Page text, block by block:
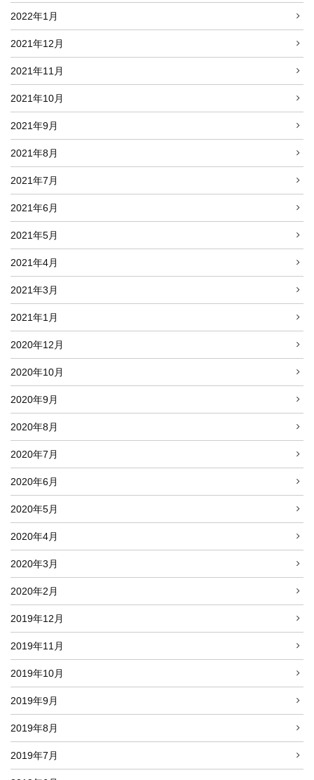
2022年1月
2021年12月
2021年11月
2021年10月
2021年9月
2021年8月
2021年7月
2021年6月
2021年5月
2021年4月
2021年3月
2021年1月
2020年12月
2020年10月
2020年9月
2020年8月
2020年7月
2020年6月
2020年5月
2020年4月
2020年3月
2020年2月
2019年12月
2019年11月
2019年10月
2019年9月
2019年8月
2019年7月